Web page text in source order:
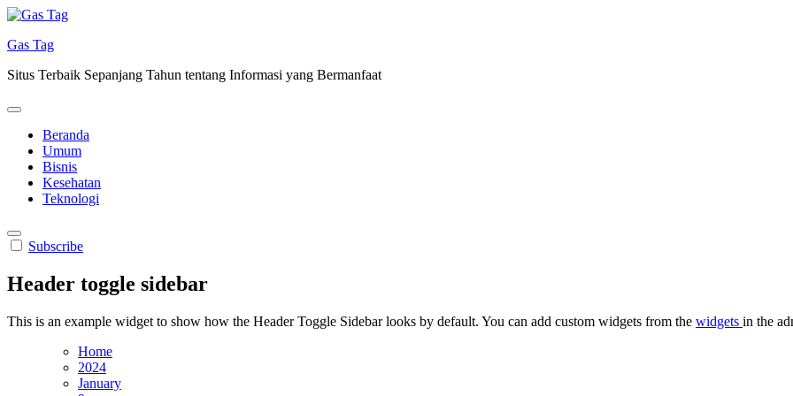
Skip
content
Gas Tag
Situs Terbaik Sepanjang Tahun tentang Informasi yang Bermanfaat
Beranda
Umum
Bisnis
Kesehatan
Teknologi
Subscribe
Header toggle sidebar
This is an example widget to show how the Header Toggle Sidebar looks by default. You can add custom widgets from the widgets in the
Home
2024
January